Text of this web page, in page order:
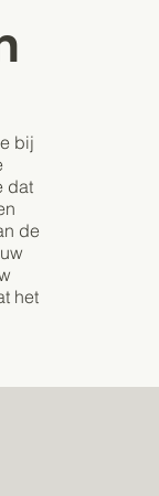
bij
dat
de
het